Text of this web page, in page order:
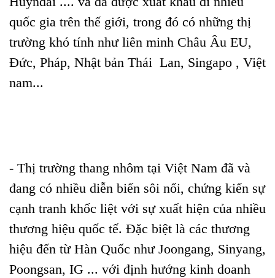
quốc gia trên thế giới, trong đó có những thị
trường khó tính như liên minh Châu Âu EU,
Đức, Pháp, Nhật bản Thái Lan, Singapo , Việt
nam...
- Thị trường thang nhôm tại Việt Nam đã và
đang có nhiều diễn biến sôi nổi, chứng kiến sự
cạnh tranh khốc liệt với sự xuất hiện của nhiều
thương hiệu quốc tế. Đặc biệt là các thương
hiệu đến từ Hàn Quốc như Joongang, Sinyang,
Poongsan, IG ... với định hướng kinh doanh